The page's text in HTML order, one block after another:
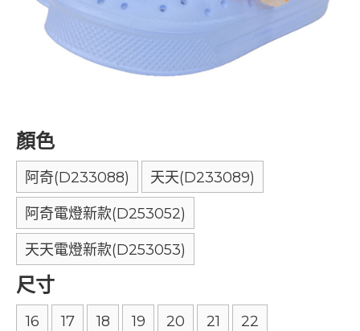
顏色
阿奇(D233088) 天天(D233089)
阿奇電燈新款(D253052)
天天電燈新款(D253053)
尺寸
16 17 18 19 20 21 22